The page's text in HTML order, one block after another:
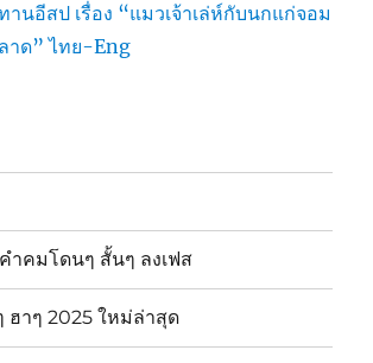
านอีสป เรื่อง “แมวเจ้าเล่ห์กับนกแก่จอม
าด” ไทย-Eng
ำคมโดนๆ สั้นๆ ลงเฟส
ฮาๆ 2025 ใหม่ล่าสุด